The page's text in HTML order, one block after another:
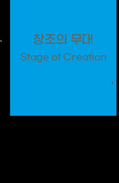
창조의 무대
Stage of Creation